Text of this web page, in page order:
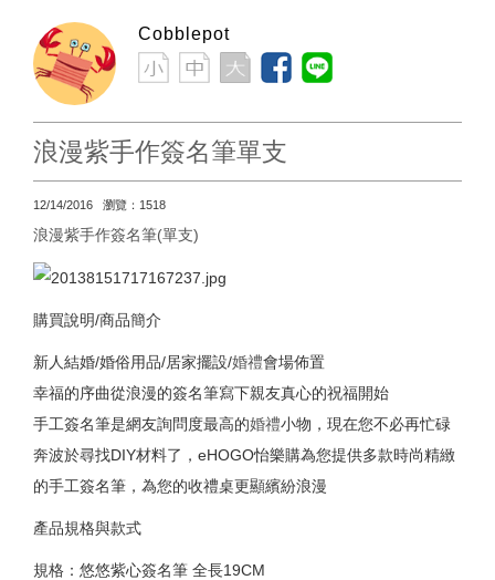
Cobblepot
浪漫紫手作簽名筆單支
12/14/2016 瀏覽：1518
浪漫紫手作簽名筆(單支)
購買說明/商品簡介
新人結婚/婚俗用品/居家擺設/婚禮會場佈置
幸福的序曲從浪漫的簽名筆寫下親友真心的祝福開始
手工簽名筆是網友詢問度最高的婚禮小物，現在您不必再忙碌
奔波於尋找DIY材料了，eHOGO怡樂購為您提供多款時尚精緻
的手工簽名筆，為您的收禮桌更顯繽紛浪漫
產品規格與款式
規格：悠悠紫心簽名筆 全長19CM